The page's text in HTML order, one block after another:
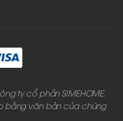
ty cổ phần SIMEHOME.
bằng văn bản của chúng